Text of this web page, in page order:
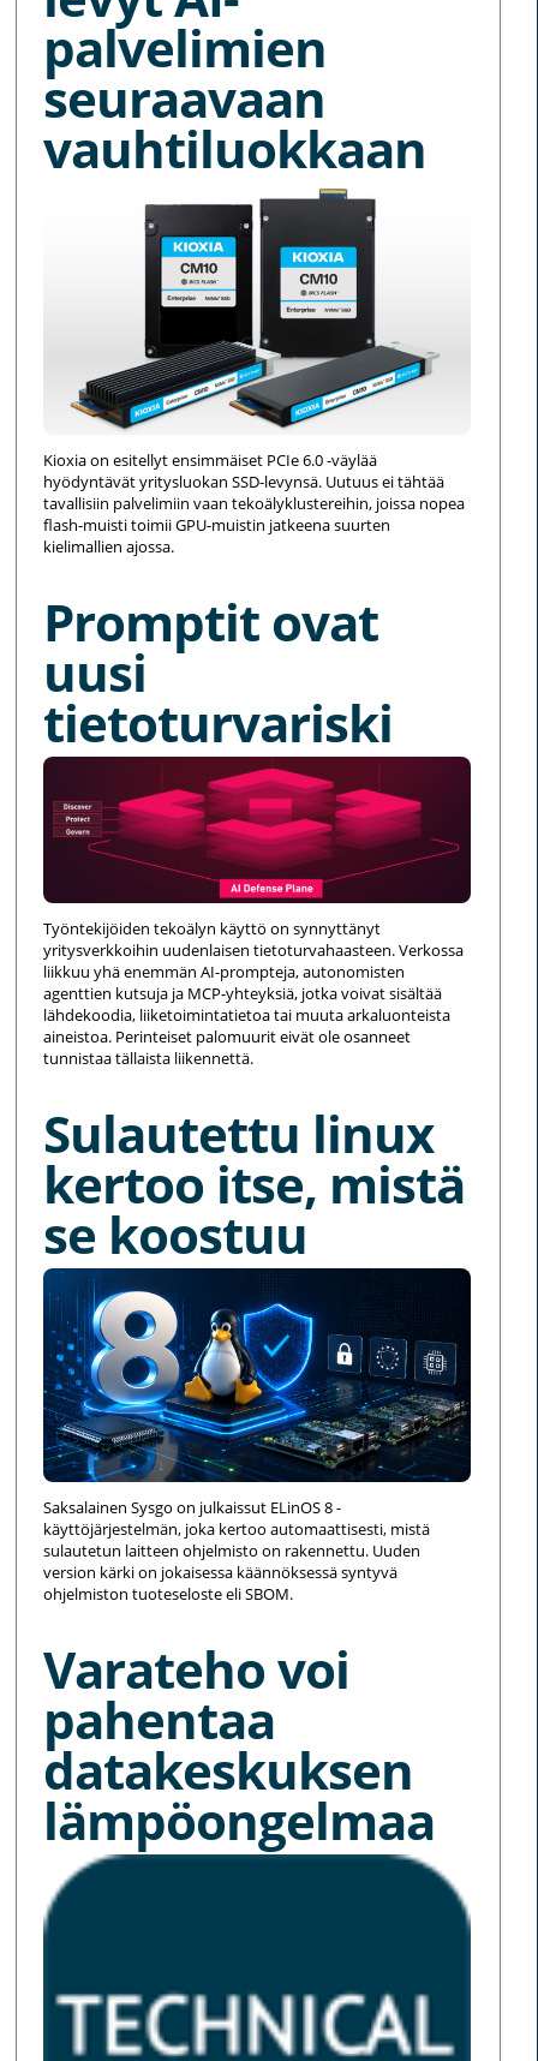
palvelimien
seuraavaan
vauhtiluokkaan
Kioxia on esitellyt ensimmäiset PCIe 6.0 -väylää
hyödyntävät yritysluokan SSD-levynsä. Uutuus ei tähtää
tavallisiin palvelimiin vaan tekoälyklustereihin, joissa nopea
flash-muisti toimii GPU-muistin jatkeena suurten
kielimallien ajossa.
Promptit ovat
uusi
tietoturvariski
Työntekijöiden tekoälyn käyttö on synnyttänyt
yritysverkkoihin uudenlaisen tietoturvahaasteen. Verkossa
liikkuu yhä enemmän AI-prompteja, autonomisten
agenttien kutsuja ja MCP-yhteyksiä, jotka voivat sisältää
lähdekoodia, liiketoimintatietoa tai muuta arkaluonteista
aineistoa. Perinteiset palomuurit eivät ole osanneet
tunnistaa tällaista liikennettä.
Sulautettu linux
kertoo itse, mistä
se koostuu
Saksalainen Sysgo on julkaissut ELinOS 8 -
käyttöjärjestelmän, joka kertoo automaattisesti, mistä
sulautetun laitteen ohjelmisto on rakennettu. Uuden
version kärki on jokaisessa käännöksessä syntyvä
ohjelmiston tuoteseloste eli SBOM.
Varateho voi
pahentaa
datakeskuksen
lämpöongelmaa